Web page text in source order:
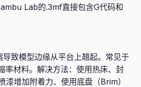
Lab的.3mf直接包含G代码和
致模型边缘从平台上翘起。常见于
率材料。解决方法：使用热床、封
漆增加附着力、使用底盘（Brim）